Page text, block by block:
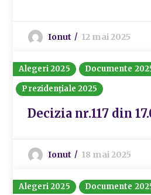
Ionut 12 mai 2025
Alegeri 2025 Documente
Prezidențiale 2025
Decizia nr.117 din
Ionut 18 mai 2025
Alegeri 2025 Documente